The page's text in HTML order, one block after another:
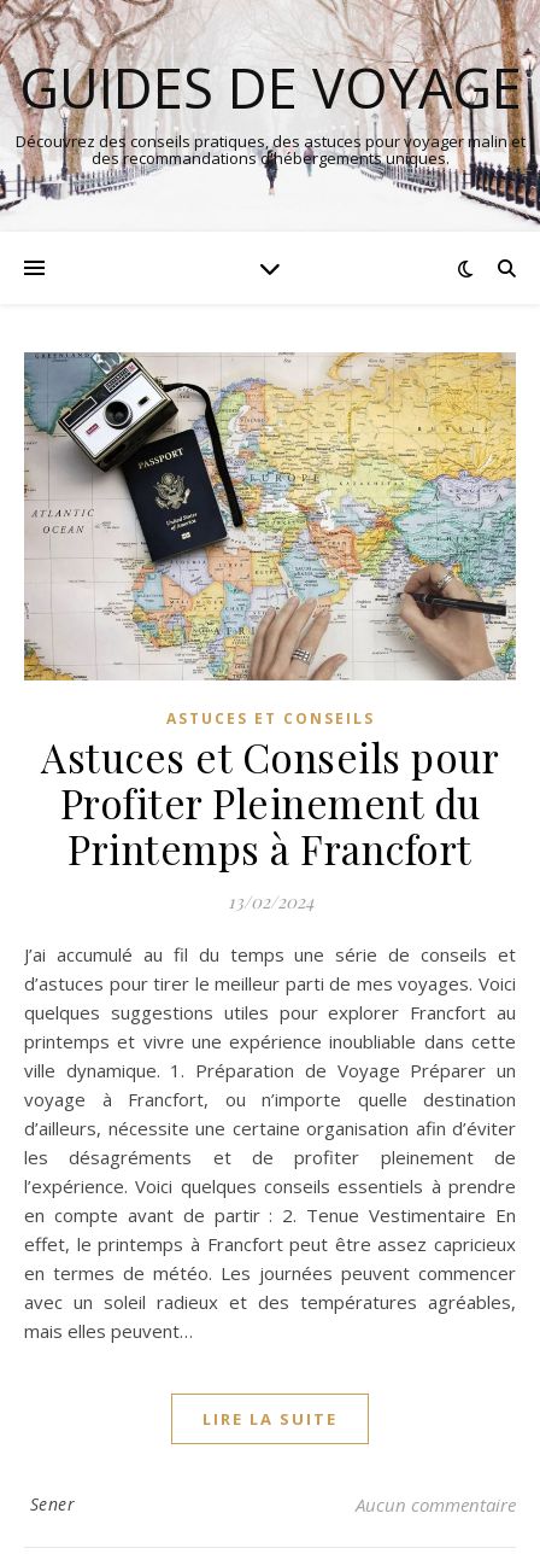
GUIDES DE VOYAGE
Découvrez des conseils pratiques, des astuces pour voyager malin et
des recommandations d'hébergements uniques.
ASTUCES ET CONSEILS
Astuces et Conseils pour
Profiter Pleinement du
Printemps à Francfort
13/02/2024
J’ai accumulé au fil du temps une série de conseils et
d’astuces pour tirer le meilleur parti de mes voyages. Voici
quelques suggestions utiles pour explorer Francfort au
printemps et vivre une expérience inoubliable dans cette
ville dynamique. 1. Préparation de Voyage Préparer un
voyage à Francfort, ou n’importe quelle destination
d’ailleurs, nécessite une certaine organisation afin d’éviter
les désagréments et de profiter pleinement de
l’expérience. Voici quelques conseils essentiels à prendre
en compte avant de partir : 2. Tenue Vestimentaire En
effet, le printemps à Francfort peut être assez capricieux
en termes de météo. Les journées peuvent commencer
avec un soleil radieux et des températures agréables,
mais elles peuvent…
LIRE LA SUITE
Sener Aucun commentaire